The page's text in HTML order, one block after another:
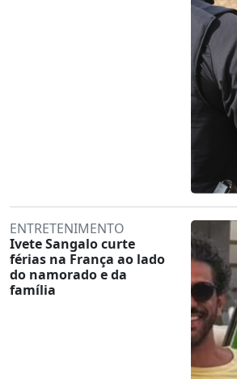
ENTRETENIMENTO
Ivete Sangalo curte
férias na França ao lado
do namorado e da
família